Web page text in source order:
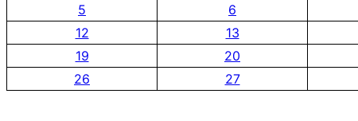
5
6
12
13
19
20
26
27